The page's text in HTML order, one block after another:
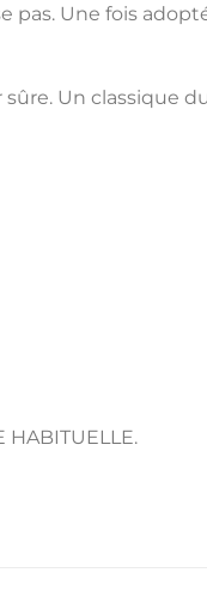
pas. Une fois
Un classique
HABITUELLE.